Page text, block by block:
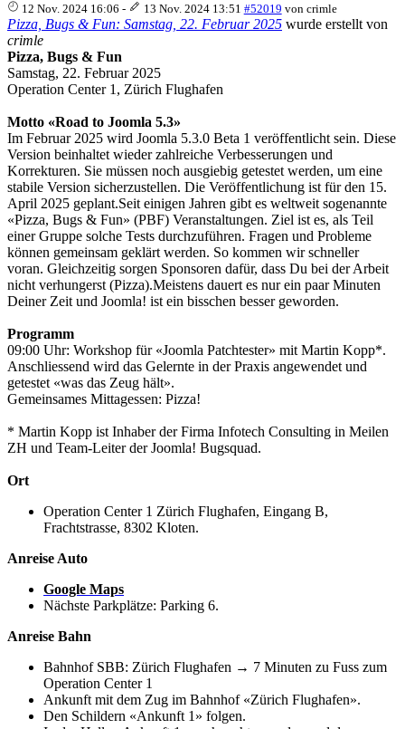
12 Nov. 2024 16:06 - 13 Nov. 2024 13:51 #52019 von crimle
Pizza, Bugs & Fun: Samstag, 22. Februar 2025 wurde erstellt von
crimle
Pizza, Bugs & Fun
Samstag, 22. Februar 2025
Operation Center 1, Zürich Flughafen
Motto «Road to Joomla 5.3»
Im Februar 2025 wird Joomla 5.3.0 Beta 1 veröffentlicht sein. Diese
Version beinhaltet wieder zahlreiche Verbesserungen und
Korrekturen. Sie müssen noch ausgiebig getestet werden, um eine
stabile Version sicherzustellen. Die Veröffentlichung ist für den 15.
April 2025 geplant.Seit einigen Jahren gibt es weltweit sogenannte
«Pizza, Bugs & Fun» (PBF) Veranstaltungen. Ziel ist es, als Teil
einer Gruppe solche Tests durchzuführen. Fragen und Probleme
können gemeinsam geklärt werden. So kommen wir schneller
voran. Gleichzeitig sorgen Sponsoren dafür, dass Du bei der Arbeit
nicht verhungerst (Pizza).Meistens dauert es nur ein paar Minuten
Deiner Zeit und Joomla! ist ein bisschen besser geworden.
Programm
09:00 Uhr: Workshop für «Joomla Patchtester» mit Martin Kopp*.
Anschliessend wird das Gelernte in der Praxis angewendet und
getestet «was das Zeug hält».
Gemeinsames Mittagessen: Pizza!
* Martin Kopp ist Inhaber der Firma Infotech Consulting in Meilen
ZH und Team-Leiter der Joomla! Bugsquad.
Ort
Operation Center 1 Zürich Flughafen, Eingang B,
Frachtstrasse, 8302 Kloten.
Anreise Auto
Google Maps
Nächste Parkplätze: Parking 6.
Anreise Bahn
Bahnhof SBB: Zürich Flughafen → 7 Minuten zu Fuss zum
Operation Center 1
Ankunft mit dem Zug im Bahnhof «Zürich Flughafen».
Den Schildern «Ankunft 1» folgen.